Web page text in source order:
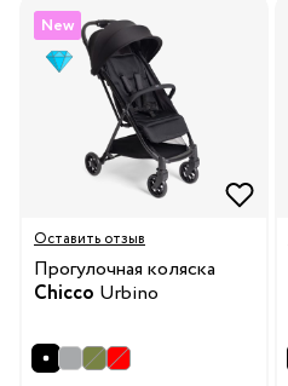
New
Оставить отзыв
Прогулочная коляска
Chicco Urbino